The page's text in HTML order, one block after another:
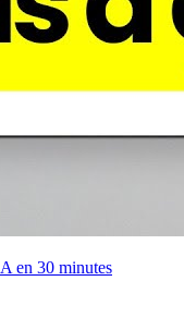
en 30 minutes